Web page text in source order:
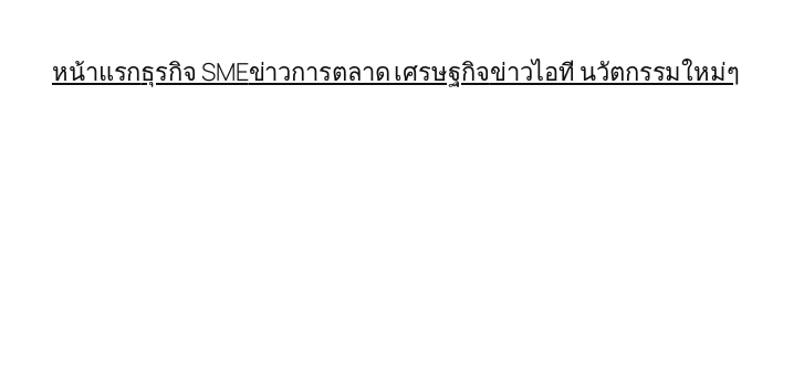
หน้าแรกธุรกิจ SMEข่าวการตลาด เศรษฐกิจข่าวไอที นวัตกรรมใหม่ๆ